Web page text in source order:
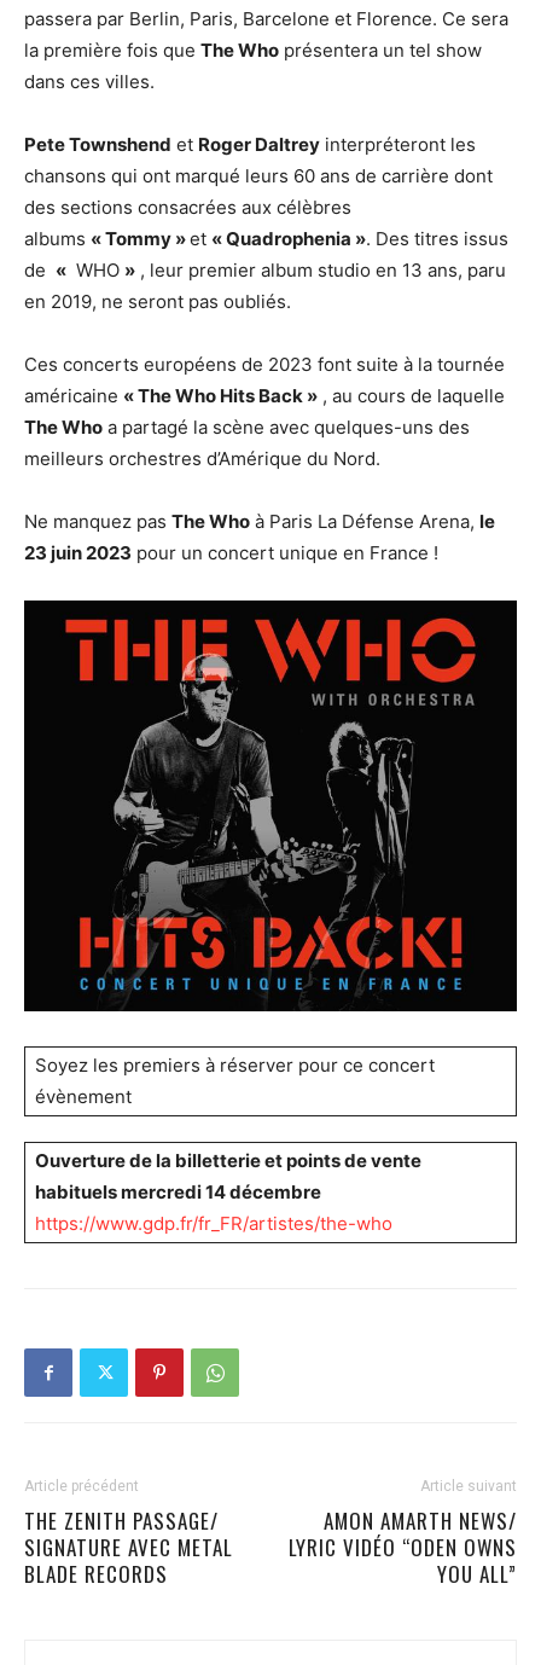
passera par Berlin, Paris, Barcelone et Florence. Ce sera
la première fois que The Who présentera un tel show
dans ces villes.
Pete Townshend et Roger Daltrey interpréteront les
chansons qui ont marqué leurs 60 ans de carrière dont
des sections consacrées aux célèbres
albums « Tommy »et « Quadrophenia ». Des titres issus
de « WHO » , leur premier album studio en 13 ans, paru
en 2019, ne seront pas oubliés.
Ces concerts européens de 2023 font suite à la tournée
américaine « The Who Hits Back » , au cours de laquelle
The Who a partagé la scène avec quelques-uns des
meilleurs orchestres d’Amérique du Nord.
Ne manquez pas The Who à Paris La Défense Arena, le
23 juin 2023 pour un concert unique en France !
Soyez les premiers à réserver pour ce concert
évènement
Ouverture de la billetterie et points de vente
habituels mercredi 14 décembre
https://www.gdp.fr/fr_FR/artistes/the-who
Article précédent
THE ZENITH PASSAGE/
SIGNATURE AVEC METAL
BLADE RECORDS
Article suivant
AMON AMARTH NEWS/
LYRIC VIDÉO “ODEN OWNS
YOU ALL”